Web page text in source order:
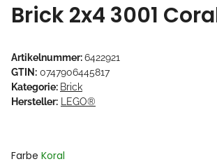
Brick 2x4 3001
Artikelnummer:6422921
GTIN: 0747906445817
Kategorie: Brick
Hersteller: LEGO®
Farbe Koral